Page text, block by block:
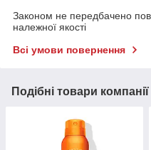
Законом не передбачено
належної якості
Всі умови повернення
Подібні товари компанії